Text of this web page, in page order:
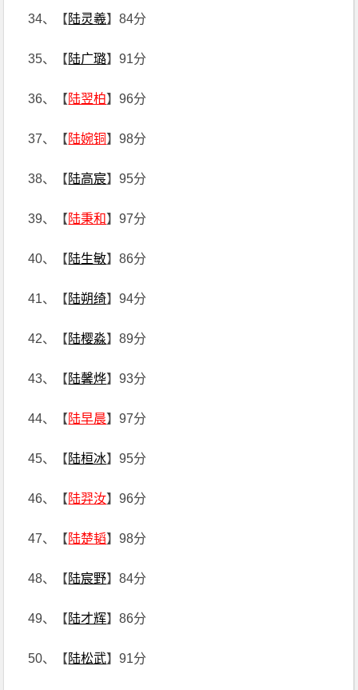
34、【陆灵羲】84分
35、【陆广璐】91分
36、【陆翌柏】96分
37、【陆婉铜 】98分
38、【陆高宸】95分
39、【陆秉和】97分
40、【陆生敏】86分
41、【陆朔绮】94分
42、【陆樱淼】89分
43、【陆馨烨】93分
44、【陆早晨】97分
45、【陆桓冰】95分
46、【陆羿汝】96分
47、【陆楚韬】98分
48、【陆宸野】84分
49、【陆才辉】86分
50、【陆松武】91分